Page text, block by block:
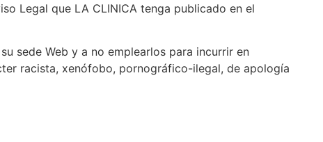
Legal que LA CLINICA tenga publicado en el
sede Web y a no emplearlos para incurrir en
racista, xenófobo, pornográfico-ilegal, de apología